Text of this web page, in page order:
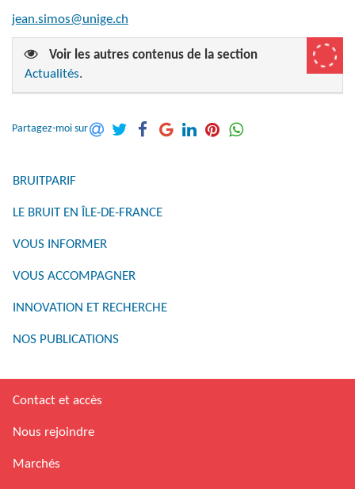
jean.simos@unige.ch
Voir les autres contenus de la section
Actualités.
Partagez-moi sur
BRUITPARIF
LE BRUIT EN ÎLE-DE-FRANCE
VOUS INFORMER
VOUS ACCOMPAGNER
INNOVATION ET RECHERCHE
NOS PUBLICATIONS
Contact et accès
Nous rejoindre
Marchés